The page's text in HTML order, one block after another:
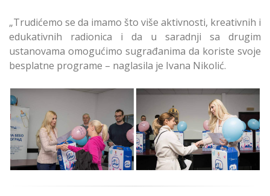
„Trudićemo se da imamo što više aktivnosti, kreativnih i
edukativnih radionica i da u saradnji sa drugim
ustanovama omogućimo sugrađanima da koriste svoje
besplatne programe – naglasila je Ivana Nikolić.
opština obradovala
porodice koje su ove
godine dobile prinovu
Novi Beograd
Bebi paketima
opština obradovala
porodice koje su ove
godine dobile prinovu
na Novom Beogradu